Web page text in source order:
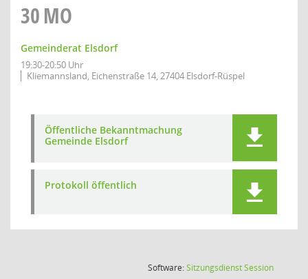
30MO
Gemeinderat Elsdorf
19:30-20:50 Uhr
Kliemannsland, Eichenstraße 14, 27404 Elsdorf-Rüspel
Öffentliche Bekanntmachung
Gemeinde Elsdorf
Protokoll öffentlich
Software:SitzungsdienstSession(Wird in